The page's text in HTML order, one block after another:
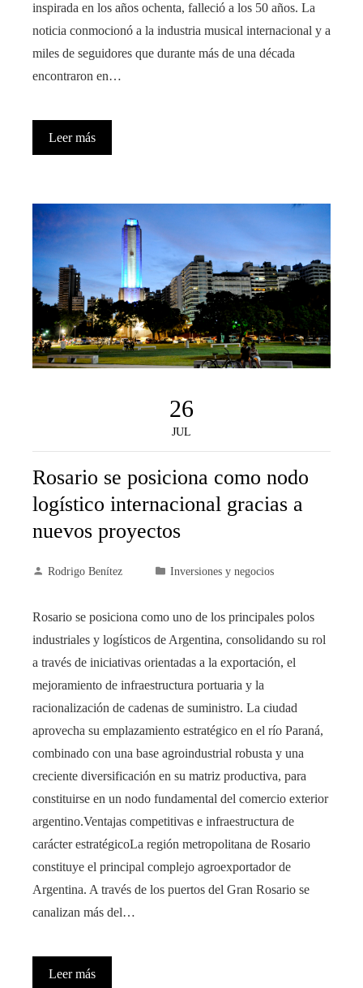
inspirada en los años ochenta, falleció a los 50 años. La
noticia conmocionó a la industria musical internacional y a
miles de seguidores que durante más de una década
encontraron en…
Leer más
26
JUL
Rosario se posiciona como nodo
logístico internacional gracias a
nuevos proyectos
Rodrigo Benítez Inversiones y negocios
Rosario se posiciona como uno de los principales polos
industriales y logísticos de Argentina, consolidando su rol
a través de iniciativas orientadas a la exportación, el
mejoramiento de infraestructura portuaria y la
racionalización de cadenas de suministro. La ciudad
aprovecha su emplazamiento estratégico en el río Paraná,
combinado con una base agroindustrial robusta y una
creciente diversificación en su matriz productiva, para
constituirse en un nodo fundamental del comercio exterior
argentino.Ventajas competitivas e infraestructura de
carácter estratégicoLa región metropolitana de Rosario
constituye el principal complejo agroexportador de
Argentina. A través de los puertos del Gran Rosario se
canalizan más del…
Leer más